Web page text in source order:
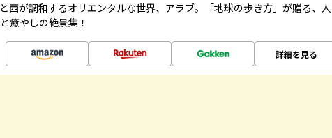
西が調和するオリエンタルな世界、アラブ。「地球の歩き方」が贈る、人
癒やしの絶景集！
詳細を見る